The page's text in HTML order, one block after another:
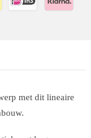
met dit lineaire